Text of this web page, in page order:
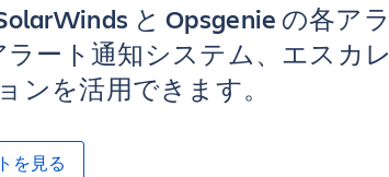
と Opsgenie の各アラ
ート通知システム、エスカレ
ンを活用できます。
を見る